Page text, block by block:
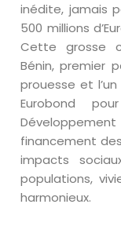
inédite, jamais
500 millions
Cette grosse
Bénin, premier
prouesse et
Eurobond
financement
impacts
populations,
harmonieux.